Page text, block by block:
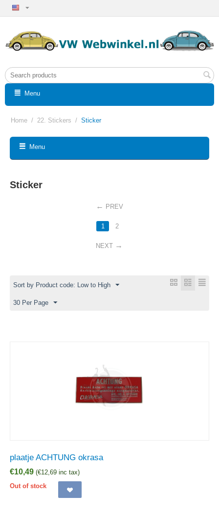
Menu
Home / 22. Stickers / Sticker
Menu
Sticker
PREV
1 2
NEXT
Sort by Product code: Low to High
30 Per Page
plaatje ACHTUNG okrasa
€10,49 (€12,69 inc tax)
Out of stock